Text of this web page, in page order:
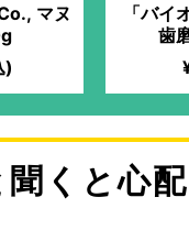
マヌ
)
「バイ
歯
聞くと心